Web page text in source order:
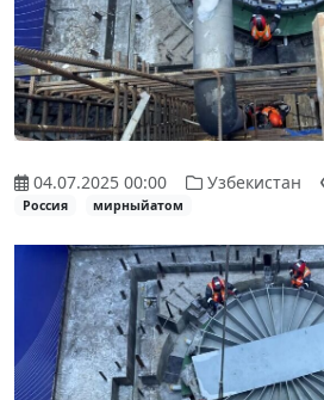
04.07.2025 00:00 Узбекистан
Россия
мирныйатом